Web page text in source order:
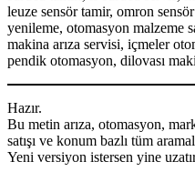
leuze sensör tamir, omron
yenileme, otomasyon malzeme
makina arıza servisi, içmeler
pendik otomasyon, dilovası
Hazır.
Bu metin arıza, otomasyon,
satışı ve konum bazlı tüm
Yeni versiyon istersen yine